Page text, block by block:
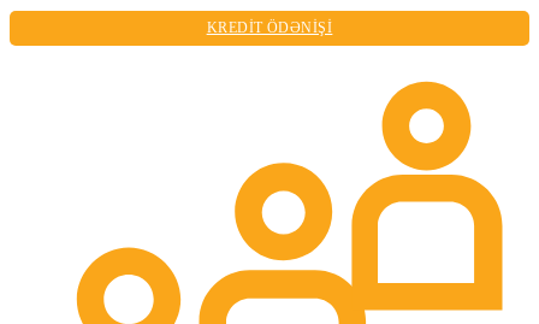
KREDİT ÖDƏNİŞİ